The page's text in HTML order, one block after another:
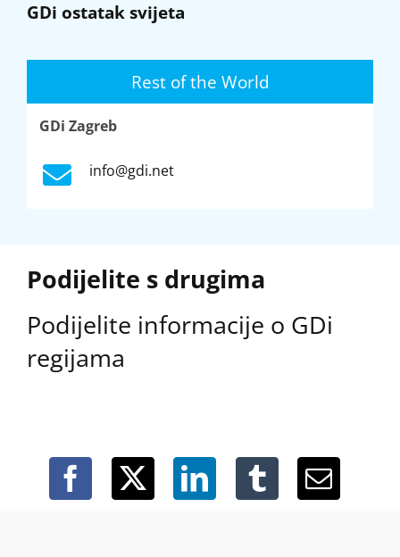
GDi ostatak svijeta
Rest of the World
GDi Zagreb
info@gdi.net
Podijelite s drugima
Podijelite informacije o GDi
regijama